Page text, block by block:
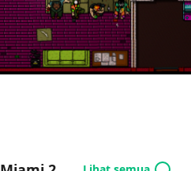
setiap keputusan
dan akibat, memastikan
membawa kepada